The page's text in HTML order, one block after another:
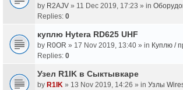
by R2AJV » 11 Dec 2019, 17:23 » in
Replies: 0
куплю Hytera RD625 UHF
by R0OR » 17 Nov 2019, 13:40 » in Куплю /
Replies: 0
Узел R1IK в Сыктывкаре
by R1IK » 13 Nov 2019, 14:26 » in Узлы